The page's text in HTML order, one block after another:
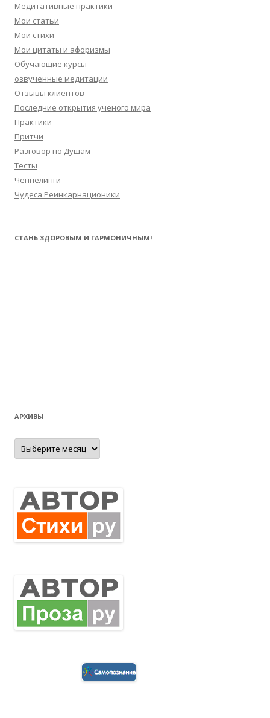
Медитативные практики
Мои статьи
Мои стихи
Мои цитаты и афоризмы
Обучающие курсы
озвученные медитации
Отзывы клиентов
Последние открытия ученого мира
Практики
Притчи
Разговор по Душам
Тесты
Ченнелинги
Чудеса Реинкарнационики
СТАНЬ ЗДОРОВЫМ И ГАРМОНИЧНЫМ!
АРХИВЫ
Архивы